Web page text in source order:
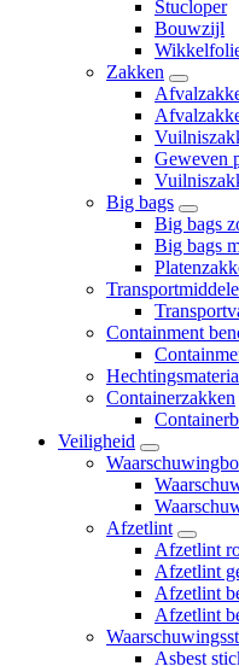
Stucloper
Bouwzijl
Zakken
Geweven
Big bags
Big bags
Big bags
Containment
Containerzakken
Veiligheid
Afzetlint
Afzetlint
Afzetlint
Afzetlint
Afzetlint
Asbest